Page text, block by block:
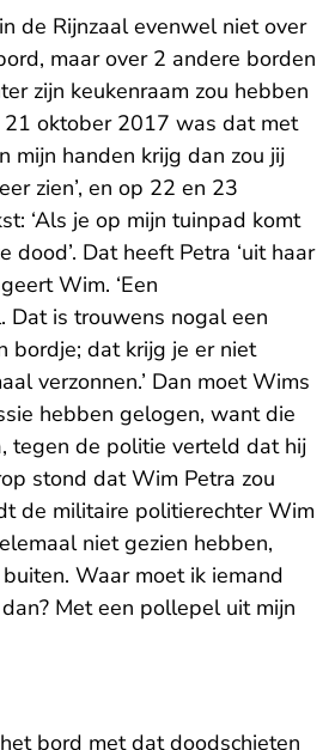
de Rijnzaal evenwel niet over
maar over 2 andere borden
zijn keukenraam zou hebben
21 oktober 2017 was dat met
mijn handen krijg dan zou jij
zien’, en op 22 en 23
‘Als je op mijn tuinpad komt
dood’. Dat heeft Petra ‘uit haar
Wim. ‘Een
Dat is trouwens nogal een
bordje; dat krijg je er niet
verzonnen.’ Dan moet Wims
hebben gelogen, want die
tegen de politie verteld dat hij
stond dat Wim Petra zou
de militaire politierechter Wim
niet gezien hebben,
Waar moet ik iemand
Met een pollepel uit mijn
bord met dat doodschieten